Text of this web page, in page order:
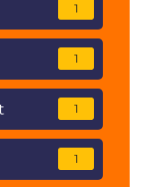
1
1
1
1